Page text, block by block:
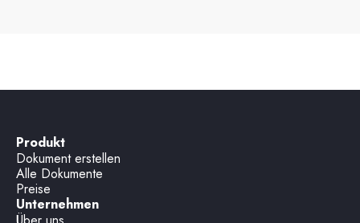
Produkt
Dokument erstellen
Alle Dokumente
Preise
Unternehmen